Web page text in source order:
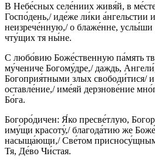
В Небе́сных селе́ниих живя́й, в
Госпо́день,/ иде́же ли́ки а́нгельстии
неизрече́нную,/ о блаже́нне, услы́ши
чту́щих тя ны́не.
С любо́вию Боже́ственную па́мять
му́чениче Богому́дре,/ даждь,
Богоприя́тными злых свободи́тися/
оставле́ние,/ име́яй дерзнове́ние
Бо́га.
Богоро́дичен: Я́ко пресве́тлую,
иму́щи красоту́,/ благода́тию же
насыща́ющи,/ Све́том
Тя, Де́во Чи́стая.